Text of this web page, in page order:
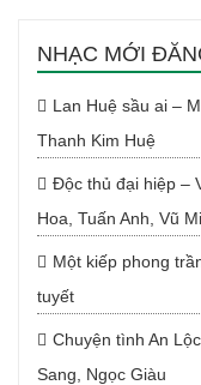
NHẠC MỚI
Lan Huệ sầu ai –
Thanh Kim Huệ
Độc thủ đại hiệp –
Hoa, Tuấn Anh, Vũ
Một kiếp phong
tuyết
Chuyện tình An
Sang, Ngọc Giàu